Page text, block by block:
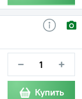
− +
Купить